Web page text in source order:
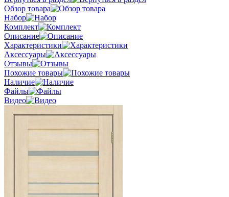
Обзор товара
Набор
Комплект
Описание
Характеристики
Аксессуары
Отзывы
Похожие товары
Наличие
Файлы
Видео